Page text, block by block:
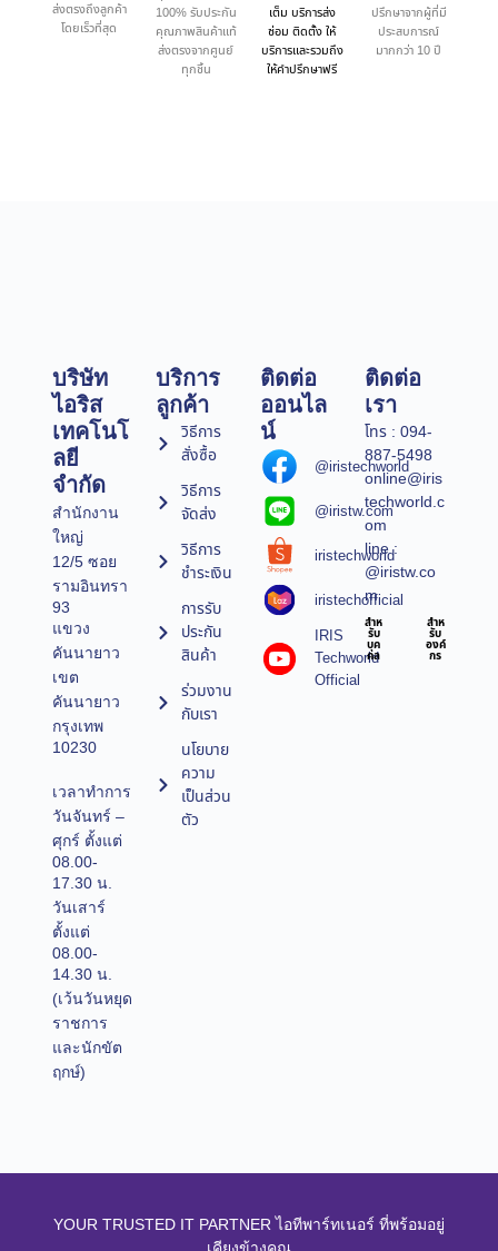
ส่งตรงถึงลูกค้า
โดยเร็วที่สุด
100% รับประกัน
คุณภาพสินค้าแท้
ส่งตรงจากศูนย์
ทุกชิ้น
เต็ม บริการส่ง
ซ่อม ติดตั้ง ให้
บริการและรวมถึง
ให้คำปรึกษาฟรี
ปรึกษาจากผู้ที่มี
ประสบการณ์
มากกว่า 10 ปี
บริษัท
ไอริส
เทคโนโ
ลยี
จำกัด
สำนักงาน
ใหญ่
12/5 ซอย
รามอินทรา
93
แขวง
คันนายาว
เขต
คันนายาว
กรุงเทพ
10230
เวลาทำการ
วันจันทร์ –
ศุกร์ ตั้งแต่
08.00-
17.30 น.
วันเสาร์
ตั้งแต่
08.00-
14.30 น.
(เว้นวันหยุด
ราชการ
และนักขัต
ฤกษ์)
บริการ
ลูกค้า
วิธีการ
สั่งซื้อ
วิธีการ
จัดส่ง
วิธีการ
ชำระเงิน
การรับ
ประกัน
สินค้า
ร่วมงาน
กับเรา
นโยบาย
ความ
เป็นส่วน
ตัว
ติดต่อ
ออนไล
น์
@iristechworld
@iristw.com
iristechworld
iristechofficial
IRIS
Techworld
Official
ติดต่อ
เรา
โทร : 094-
887-5498
online@iris
techworld.c
om
line :
@iristw.co
m
สำห
รับ
บุค
คล
สำห
รับ
องค์
กร
YOUR TRUSTED IT PARTNER ไอทีพาร์ทเนอร์ ที่พร้อมอยู่